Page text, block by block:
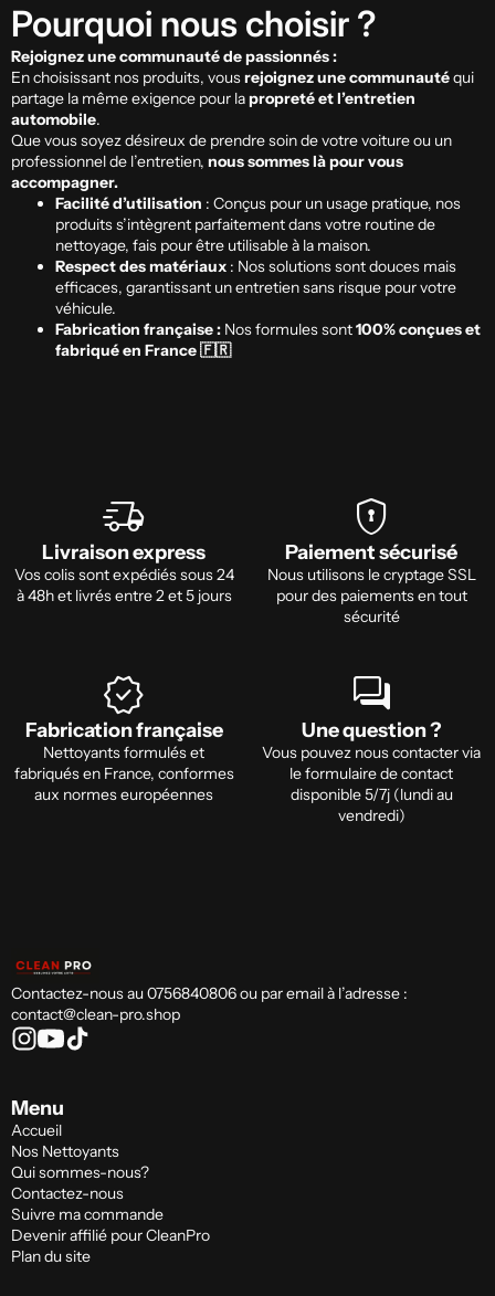
Pourquoi nous choisir ?
Rejoignez une communauté de passionnés :
En choisissant nos produits, vousrejoignez une communautéqui
partage la même exigence pour lapropreté et l’entretien
automobile.
Que vous soyez désireux de prendre soin de votre voiture ou un
professionnel de l’entretien, nous sommes là pour vous
accompagner.
Facilité d’utilisation : Conçus pour un usage pratique, nos
produits s’intègrent parfaitement dans votre routine de
nettoyage, fais pour être utilisable à la maison.
Respect des matériaux : Nos solutions sont douces mais
efficaces, garantissant un entretien sans risque pour votre
véhicule.
Fabrication française : Nos formules sont100% conçues et
fabriqué en France 🇫🇷
delivery_truck_speed
Livraison express
Vos colis sont expédiés sous 24
à 48h et livrés entre 2 et 5 jours
encrypted
Paiement sécurisé
Nous utilisons le cryptage SSL
pour des paiements en tout
sécurité
verified
Fabrication française
Nettoyants formulés et
fabriqués en France, conformes
aux normes européennes
forum
Une question ?
Vous pouvez nous contacter via
le formulaire de contact
disponible 5/7j (lundi au
vendredi)
Contactez-nous au 0756840806 ou par email à l’adresse :
contact@clean-pro.shop
Menu
Accueil
Nos Nettoyants
Qui sommes-nous?
Contactez-nous
Suivre ma commande
Devenir affilié pour CleanPro
Plan du site